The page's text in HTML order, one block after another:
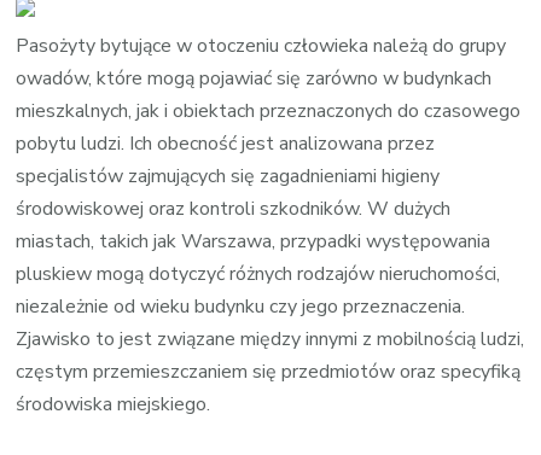
i
Pasożyty bytujące w otoczeniu człowieka należą do grupy
owadów, które mogą pojawiać się zarówno w budynkach
mieszkalnych, jak i obiektach przeznaczonych do czasowego
pobytu ludzi. Ich obecność jest analizowana przez
specjalistów zajmujących się zagadnieniami higieny
środowiskowej oraz kontroli szkodników. W dużych
miastach, takich jak Warszawa, przypadki występowania
pluskiew mogą dotyczyć różnych rodzajów nieruchomości,
niezależnie od wieku budynku czy jego przeznaczenia.
Zjawisko to jest związane między innymi z mobilnością ludzi,
częstym przemieszczaniem się przedmiotów oraz specyfiką
środowiska miejskiego.